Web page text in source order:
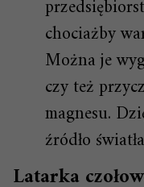
chociażby
Można je
czy też
magnesu.
źródło
Latarka